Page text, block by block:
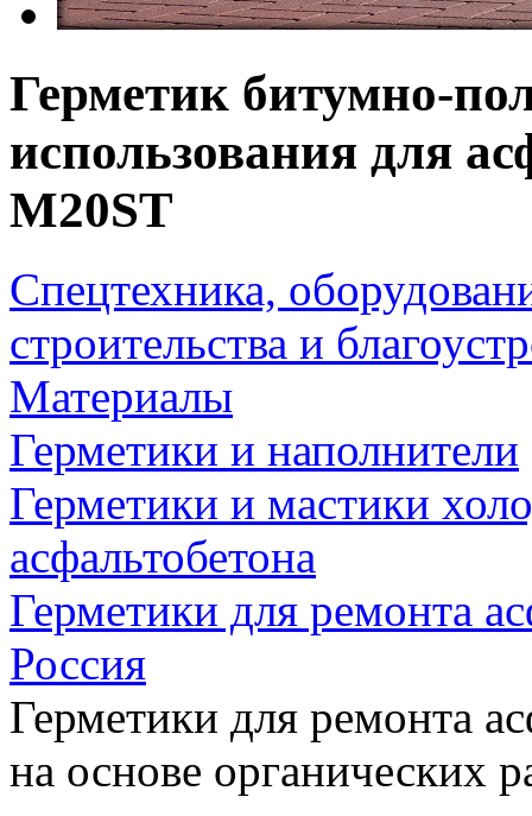
Герметик битумно-
использования для
M20SТ
Спецтехника,
строительства и
Материалы
Герметики и наполнители
Герметики и мастики
асфальтобетона
Герметики для ремонта
Россия
Герметики для ремонта
на основе органических